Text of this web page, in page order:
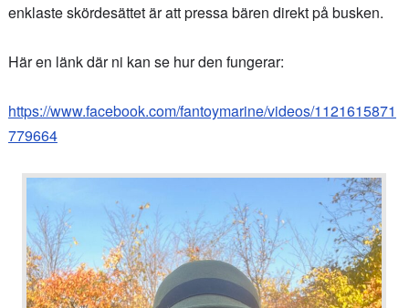
enklaste skördesättet är att pressa bären direkt på busken.
Här en länk där ni kan se hur den fungerar:
https://www.facebook.com/fantoymarine/videos/1121615871
779664